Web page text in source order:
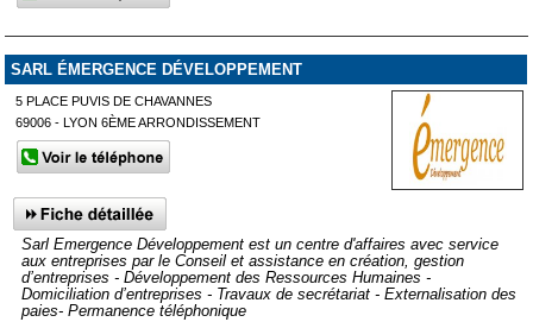
SARL ÉMERGENCE DÉVELOPPEMENT
5 PLACE PUVIS DE CHAVANNES
69006 - LYON 6ÈME ARRONDISSEMENT
Sarl Emergence Développement est un centre d'affaires avec service
aux entreprises par le Conseil et assistance en création, gestion
d’entreprises - Développement des Ressources Humaines -
Domiciliation d’entreprises - Travaux de secrétariat - Externalisation des
paies- Permanence téléphonique